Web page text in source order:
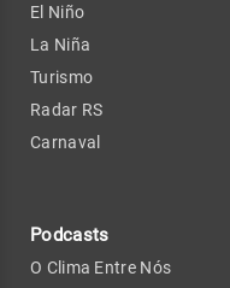
El Niño
La Niña
Turismo
Radar RS
Carnaval
Podcasts
O Clima Entre Nós